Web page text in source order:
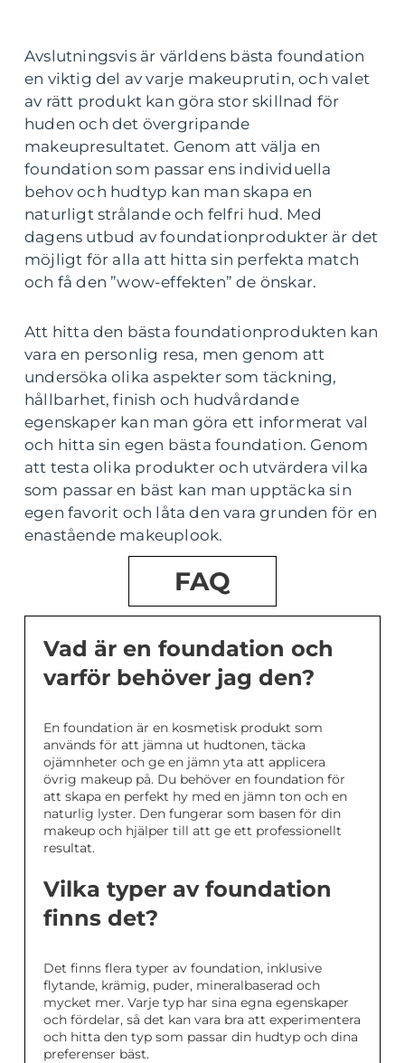
Avslutningsvis är världens bästa foundation
en viktig del av varje makeuprutin, och valet
av rätt produkt kan göra stor skillnad för
huden och det övergripande
makeupresultatet. Genom att välja en
foundation som passar ens individuella
behov och hudtyp kan man skapa en
naturligt strålande och felfri hud. Med
dagens utbud av foundationprodukter är det
möjligt för alla att hitta sin perfekta match
och få den ”wow-effekten” de önskar.
Att hitta den bästa foundationprodukten kan
vara en personlig resa, men genom att
undersöka olika aspekter som täckning,
hållbarhet, finish och hudvårdande
egenskaper kan man göra ett informerat val
och hitta sin egen bästa foundation. Genom
att testa olika produkter och utvärdera vilka
som passar en bäst kan man upptäcka sin
egen favorit och låta den vara grunden för en
enastående makeuplook.
FAQ
Vad är en foundation och
varför behöver jag den?
En foundation är en kosmetisk produkt som
används för att jämna ut hudtonen, täcka
ojämnheter och ge en jämn yta att applicera
övrig makeup på. Du behöver en foundation för
att skapa en perfekt hy med en jämn ton och en
naturlig lyster. Den fungerar som basen för din
makeup och hjälper till att ge ett professionellt
resultat.
Vilka typer av foundation
finns det?
Det finns flera typer av foundation, inklusive
flytande, krämig, puder, mineralbaserad och
mycket mer. Varje typ har sina egna egenskaper
och fördelar, så det kan vara bra att experimentera
och hitta den typ som passar din hudtyp och dina
preferenser bäst.